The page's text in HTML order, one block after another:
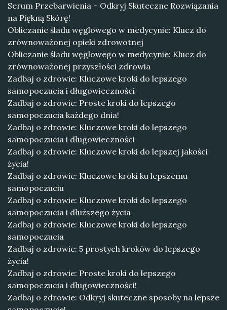
Serum Przebarwienia – Odkryj Skuteczne Rozwiązania
na Piękną Skórę!
Obliczanie śladu węglowego w medycynie: Klucz do
zrównoważonej opieki zdrowotnej
Obliczanie śladu węglowego w medycynie: Klucz do
zrównoważonej przyszłości zdrowia
Zadbaj o zdrowie: Kluczowe kroki do lepszego
samopoczucia i długowieczności
Zadbaj o zdrowie: Proste kroki do lepszego
samopoczucia każdego dnia!
Zadbaj o zdrowie: Kluczowe kroki do lepszego
samopoczucia i długowieczności
Zadbaj o zdrowie: Kluczowe kroki do lepszej jakości
życia!
Zadbaj o zdrowie: Kluczowe kroki ku lepszemu
samopoczuciu
Zadbaj o zdrowie: Kluczowe kroki do lepszego
samopoczucia i dłuższego życia
Zadbaj o zdrowie: Kluczowe kroki do lepszego
samopoczucia
Zadbaj o zdrowie: 5 prostych kroków do lepszego
życia!
Zadbaj o zdrowie: Proste kroki do lepszego
samopoczucia i długowieczności!
Zadbaj o zdrowie: Odkryj skuteczne sposoby na lepsze